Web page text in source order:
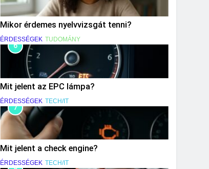
Mikor érdemes nyelvvizsgát tenni?
ÉRDESSÉGEK TUDOMÁNY
6
Mit jelent az EPC lámpa?
ÉRDESSÉGEK TECH/IT
7
Mit jelent a check engine?
ÉRDESSÉGEK TECH/IT